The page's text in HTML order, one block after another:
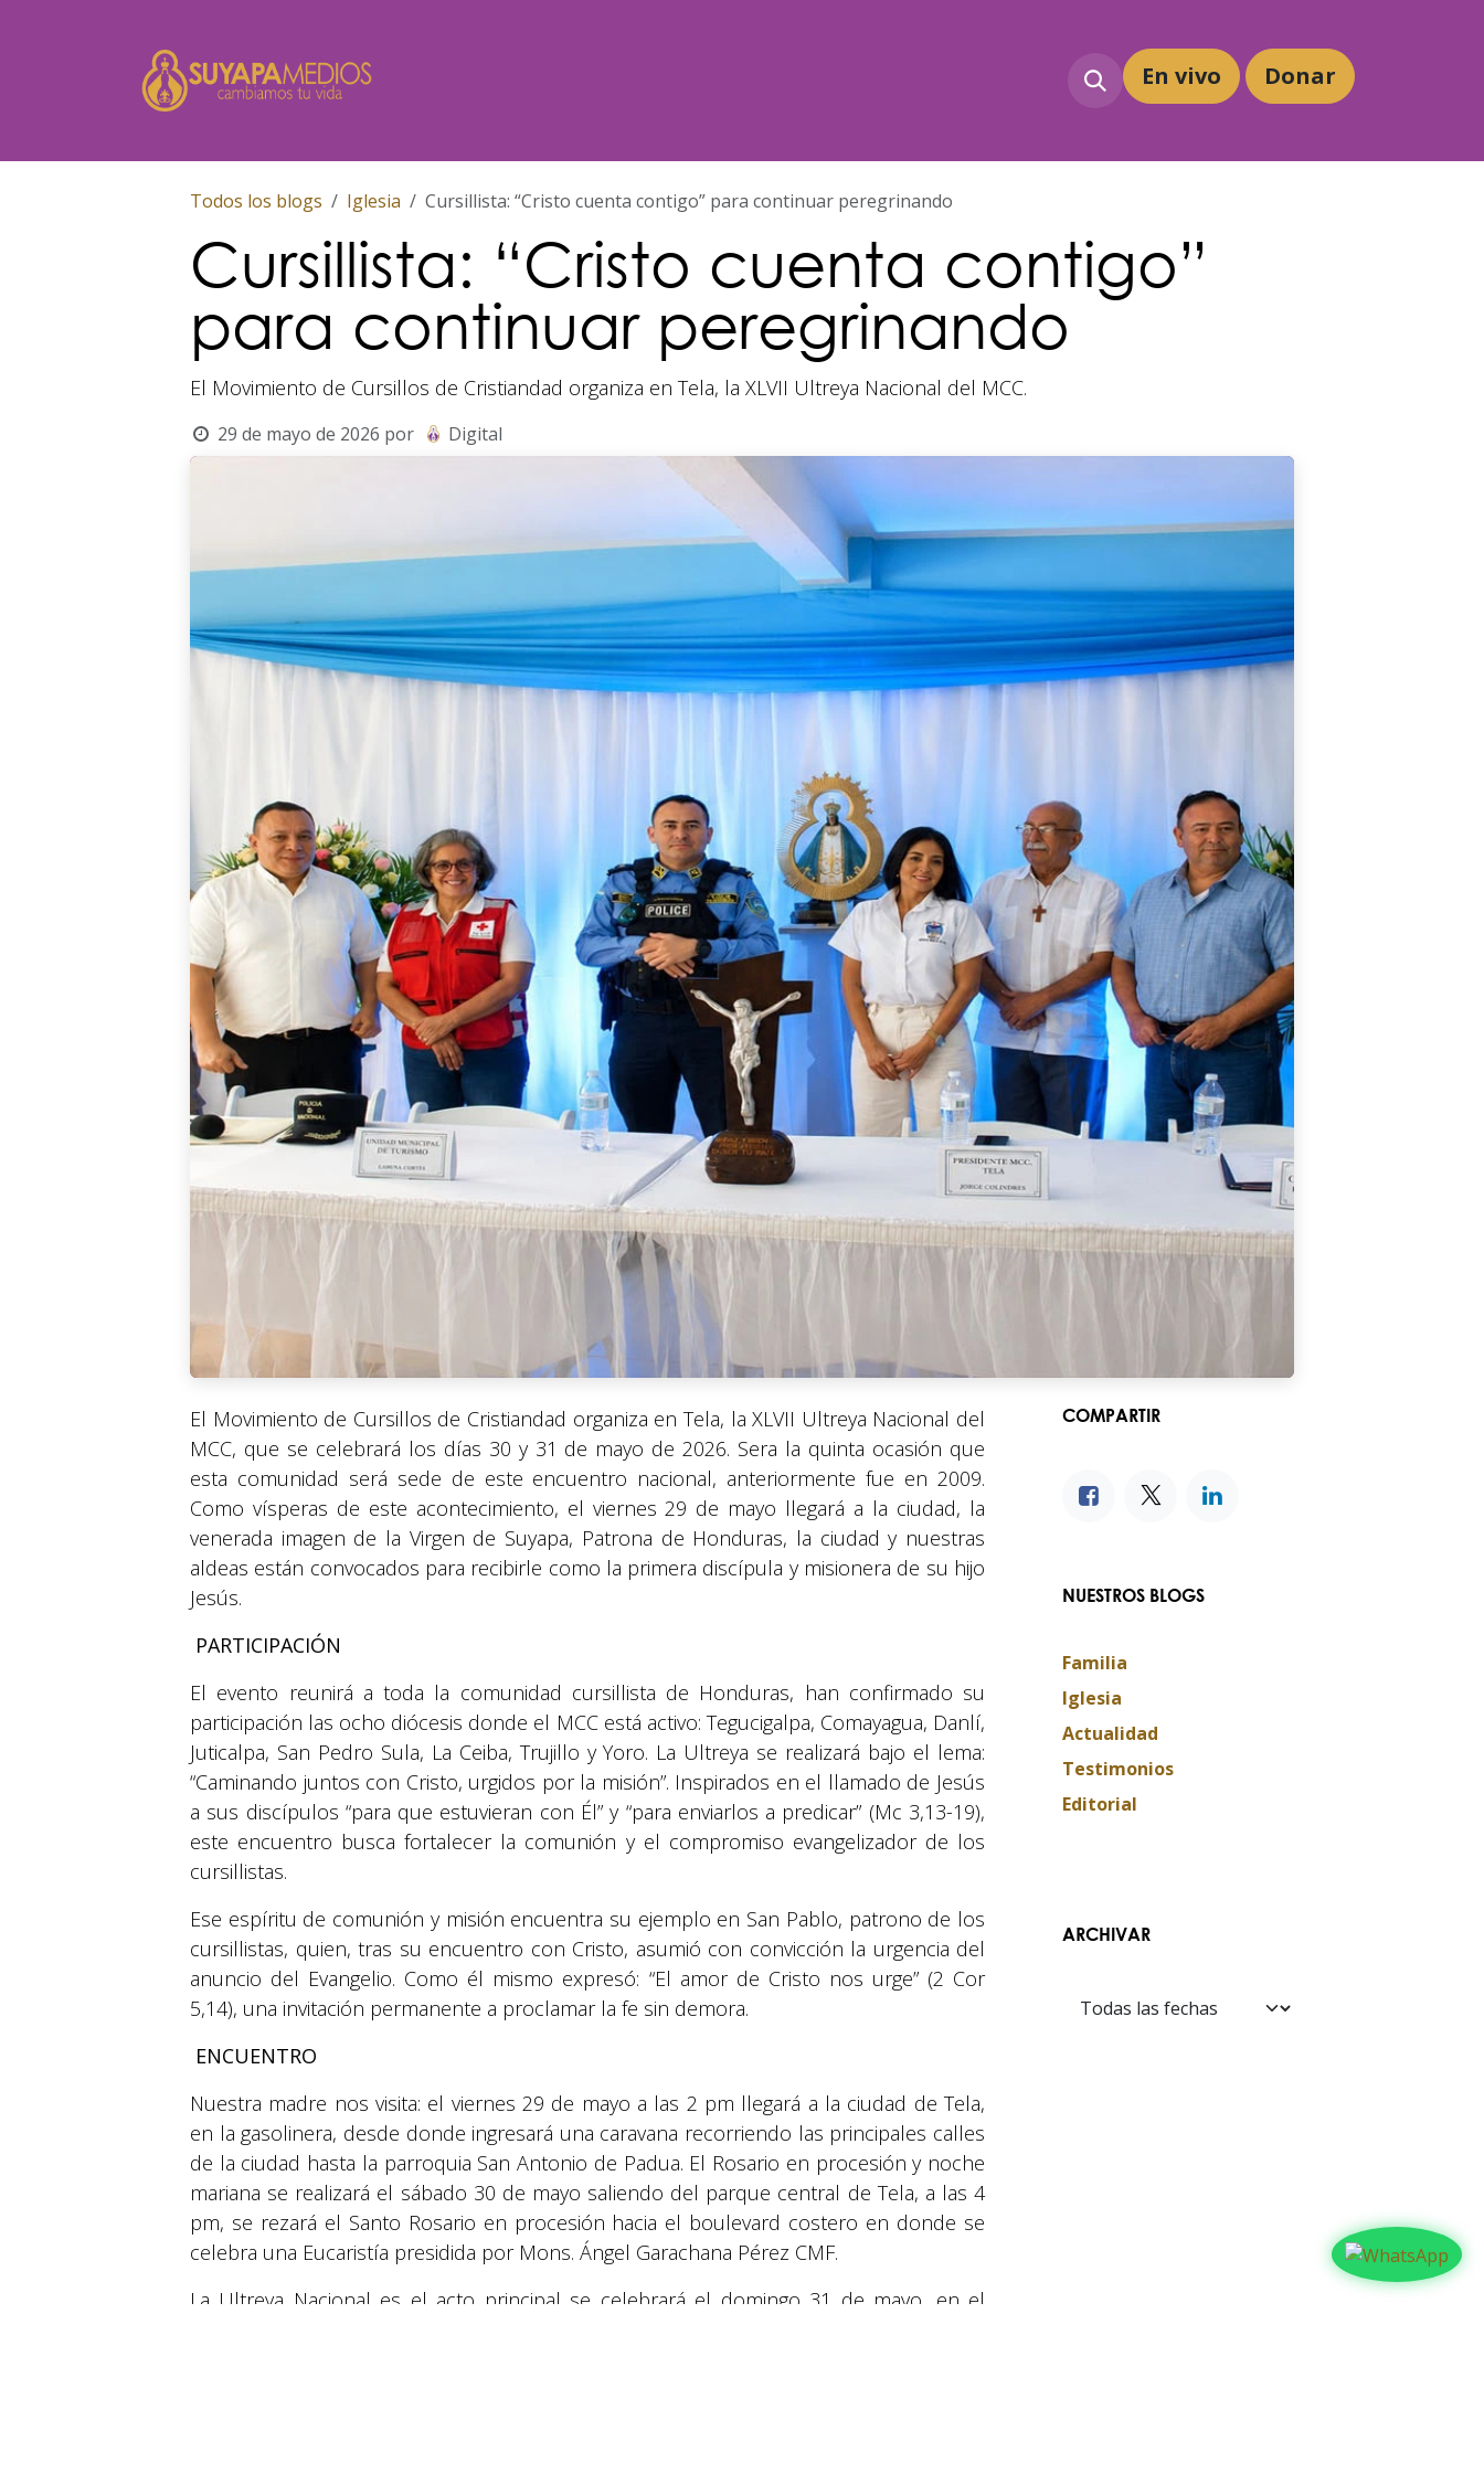
En vivo Donar
Todos los blogs Iglesia Cursillista: “Cristo cuenta contigo” para continuar peregrinando
Cursillista: “Cristo cuenta contigo”
para continuar peregrinando
El Movimiento de Cursillos de Cristiandad organiza en Tela, la XLVII Ultreya Nacional del MCC.
29 de mayo de 2026 por Digital
El Movimiento de Cursillos de Cristiandad organiza en Tela, la XLVII Ultreya Nacional del
MCC, que se celebrará los días 30 y 31 de mayo de 2026. Sera la quinta ocasión que
esta comunidad será sede de este encuentro nacional, anteriormente fue en 2009.
Como vísperas de este acontecimiento, el viernes 29 de mayo llegará a la ciudad, la
venerada imagen de la Virgen de Suyapa, Patrona de Honduras, la ciudad y nuestras
aldeas están convocados para recibirle como la primera discípula y misionera de su hijo
Jesús.
PARTICIPACIÓN
El evento reunirá a toda la comunidad cursillista de Honduras, han confirmado su
participación las ocho diócesis donde el MCC está activo: Tegucigalpa, Comayagua, Danlí,
Juticalpa, San Pedro Sula, La Ceiba, Trujillo y Yoro. La Ultreya se realizará bajo el lema:
“Caminando juntos con Cristo, urgidos por la misión”. Inspirados en el llamado de Jesús
a sus discípulos “para que estuvieran con Él” y “para enviarlos a predicar” (Mc 3,13-19),
este encuentro busca fortalecer la comunión y el compromiso evangelizador de los
cursillistas.
Ese espíritu de comunión y misión encuentra su ejemplo en San Pablo, patrono de los
cursillistas, quien, tras su encuentro con Cristo, asumió con convicción la urgencia del
anuncio del Evangelio. Como él mismo expresó: “El amor de Cristo nos urge” (2 Cor
5,14), una invitación permanente a proclamar la fe sin demora.
ENCUENTRO
Nuestra madre nos visita: el viernes 29 de mayo a las 2 pm llegará a la ciudad de Tela,
en la gasolinera, desde donde ingresará una caravana recorriendo las principales calles
de la ciudad hasta la parroquia San Antonio de Padua. El Rosario en procesión y noche
mariana se realizará el sábado 30 de mayo saliendo del parque central de Tela, a las 4
pm, se rezará el Santo Rosario en procesión hacia el boulevard costero en donde se
celebra una Eucaristía presidida por Mons. Ángel Garachana Pérez CMF.
La Ultreya Nacional es el acto principal se celebrará el domingo 31 de mayo, en el
COMPARTIR
NUESTROS BLOGS
Familia
Iglesia
Actualidad
Testimonios
Editorial
ARCHIVAR
promovida por la Fundación para la Educación
y la Comunicación Social.
Política y privacidad